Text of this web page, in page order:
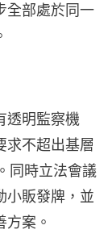
全部處於同一
透明監察機
求不超出基層
同時立法會議
小販發牌，並
案。